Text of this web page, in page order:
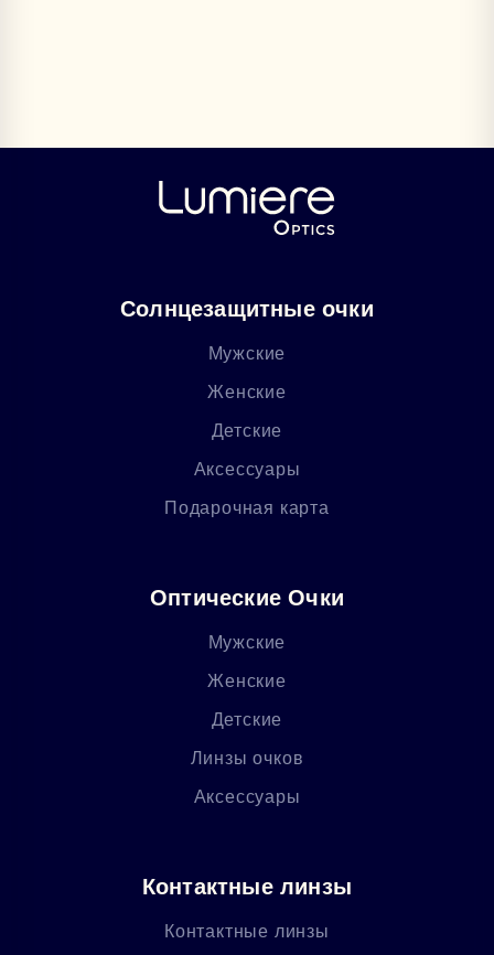
Солнцезащитные очки
Мужские
Женские
Детские
Аксессуары
Подарочная карта
Оптические Очки
Мужские
Женские
Детские
Линзы очков
Аксессуары
Контактные линзы
Контактные линзы